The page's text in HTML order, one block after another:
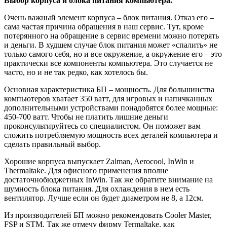
Очень важный элемент корпуса – блок питания. Отказ его –
сама частая причина обращения в наш сервис. Тут, кроме
потерянного на обращение в сервис времени можно потерять
и деньги. В худшем случае блок питания может «спалить» не
только самого себя, но и все окружение, а окружение его – это
практически все компоненты компьютера. Это случается не
часто, но и не так редко, как хотелось бы.
Основная характеристика БП – мощность. Для большинства
компьютеров хватает 350 ватт, для игровых и напичканных
дополнительными устройствами понадобятся более мощные:
450-700 ватт. Чтобы не платить лишние деньги
проконсультируйтесь со специалистом. Он поможет вам
сложить потребляемую мощность всех деталей компьютера и
сделать правильный выбор.
Хорошие корпуса выпускает Zalman, Aerocool, InWin и
Thermaltake. Для офисного применения вполне
достаточнобюджетных InWin. Так же обратите внимание на
шумность блока питания. Для охлаждения в нем есть
вентилятор. Лучше если он будет диаметром не 8, а 12см.
Из производителей БП можно рекомендовать Cooler Master,
FSP и STM. Так же отмечу фирму Termaltake, как